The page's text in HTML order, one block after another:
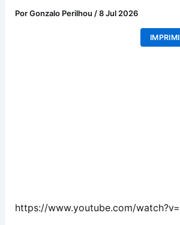
PorGonzalo Perilhou /8 Jul 2026
https://www.youtube.com/